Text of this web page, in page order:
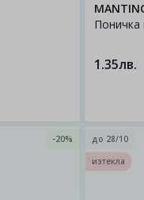
Поничка
1.35лв.
-20%
до 28/10
изтекла